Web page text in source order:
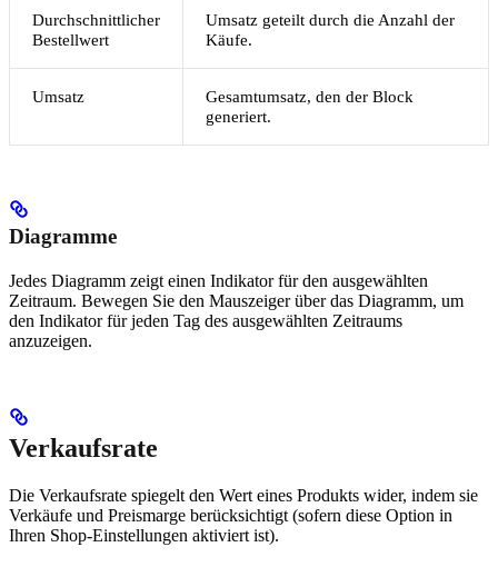
Durchschnittlicher
Bestellwert
Umsatz geteilt durch die Anzahl der
Käufe.
Umsatz
Gesamtumsatz, den der Block
generiert.
Diagramme
Jedes Diagramm zeigt einen Indikator für den ausgewählten
Zeitraum. Bewegen Sie den Mauszeiger über das Diagramm, um
den Indikator für jeden Tag des ausgewählten Zeitraums
anzuzeigen.
Verkaufsrate
Die Verkaufsrate spiegelt den Wert eines Produkts wider, indem sie
Verkäufe und Preismarge berücksichtigt (sofern diese Option in
Ihren Shop-Einstellungen aktiviert ist).